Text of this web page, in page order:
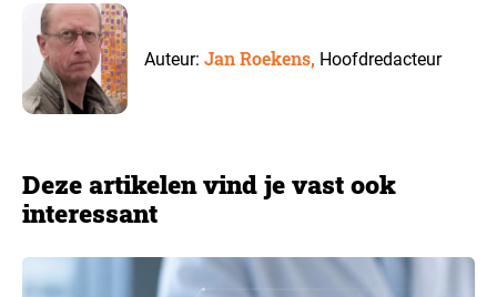
Auteur:Jan Roekens, Hoofdredacteur
Deze artikelen vind je vast ook
interessant